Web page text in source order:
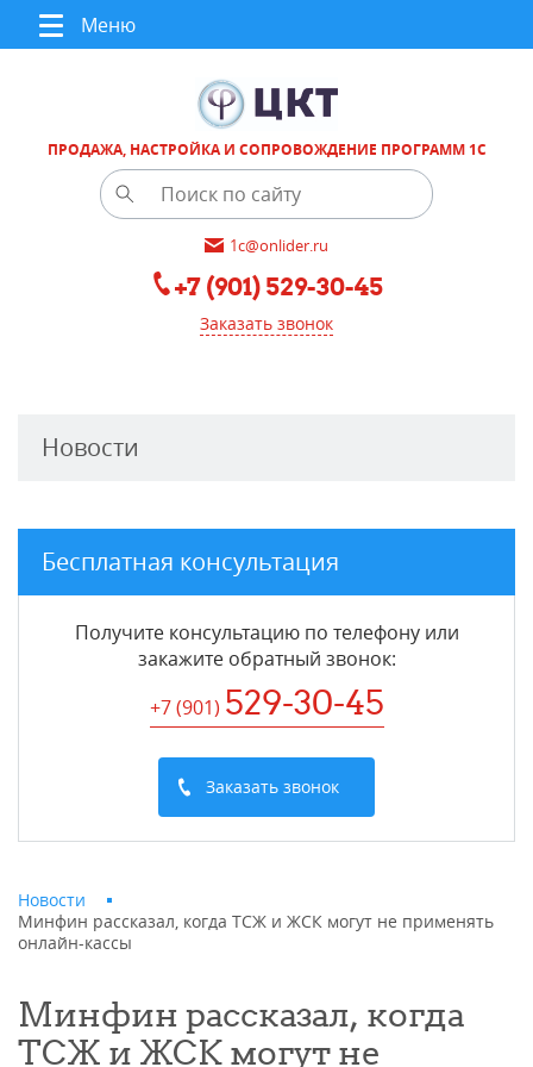
Меню
ПРОДАЖА, НАСТРОЙКА И СОПРОВОЖДЕНИЕ ПРОГРАММ 1С
1c@onlider.ru
+7 (901) 529-30-45
Заказать звонок
Новости
Бесплатная консультация
Получите консультацию по телефону или
закажите обратный звонок:
+7 (901) 529-30-45
Заказать звонок
Новости
Минфин рассказал, когда ТСЖ и ЖСК могут не применять
онлайн-кассы
Минфин рассказал, когда
ТСЖ и ЖСК могут не